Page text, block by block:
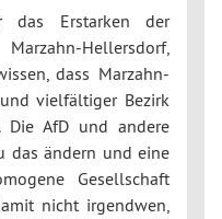
das Erstarken der
Hellersdorf,
dass Marzahn-
vielfältiger Bezirk
AfD und andere
das ändern und eine
Gesellschaft
nicht irgendwen,